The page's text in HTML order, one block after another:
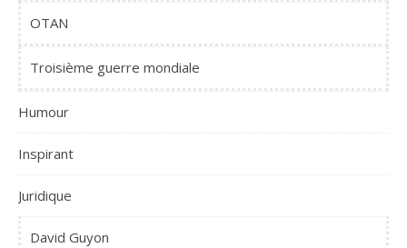
OTAN
Troisième guerre mondiale
Humour
Inspirant
Juridique
David Guyon